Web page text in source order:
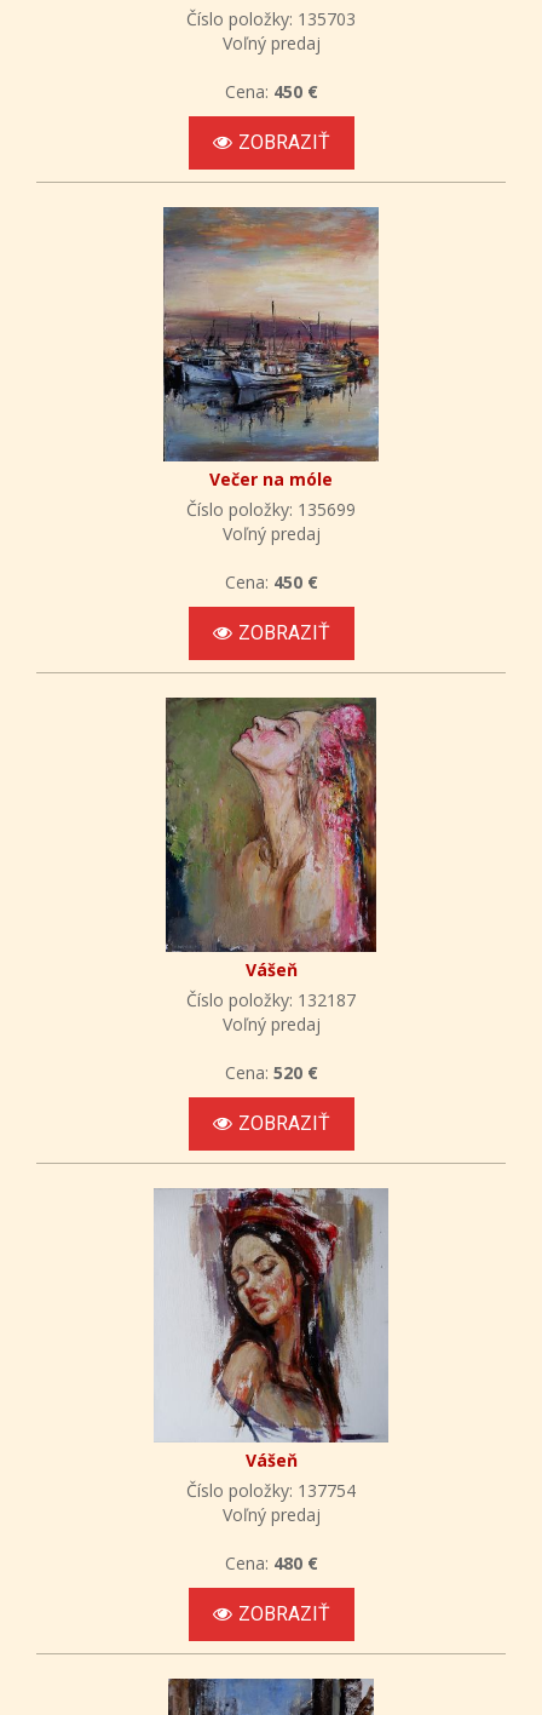
Číslo položky: 135703
Voľný predaj
Cena: 450 €
ZOBRAZIŤ
Večer na móle
Číslo položky: 135699
Voľný predaj
Cena: 450 €
ZOBRAZIŤ
Vášeň
Číslo položky: 132187
Voľný predaj
Cena: 520 €
ZOBRAZIŤ
Vášeň
Číslo položky: 137754
Voľný predaj
Cena: 480 €
ZOBRAZIŤ